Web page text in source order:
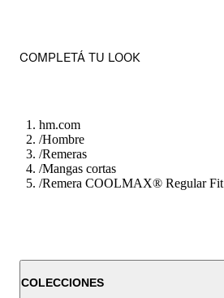
COMPLETÁ TU LOOK
hm.com
/Hombre
/Remeras
/Mangas cortas
/Remera COOLMAX® Regular Fit
COLECCIONES